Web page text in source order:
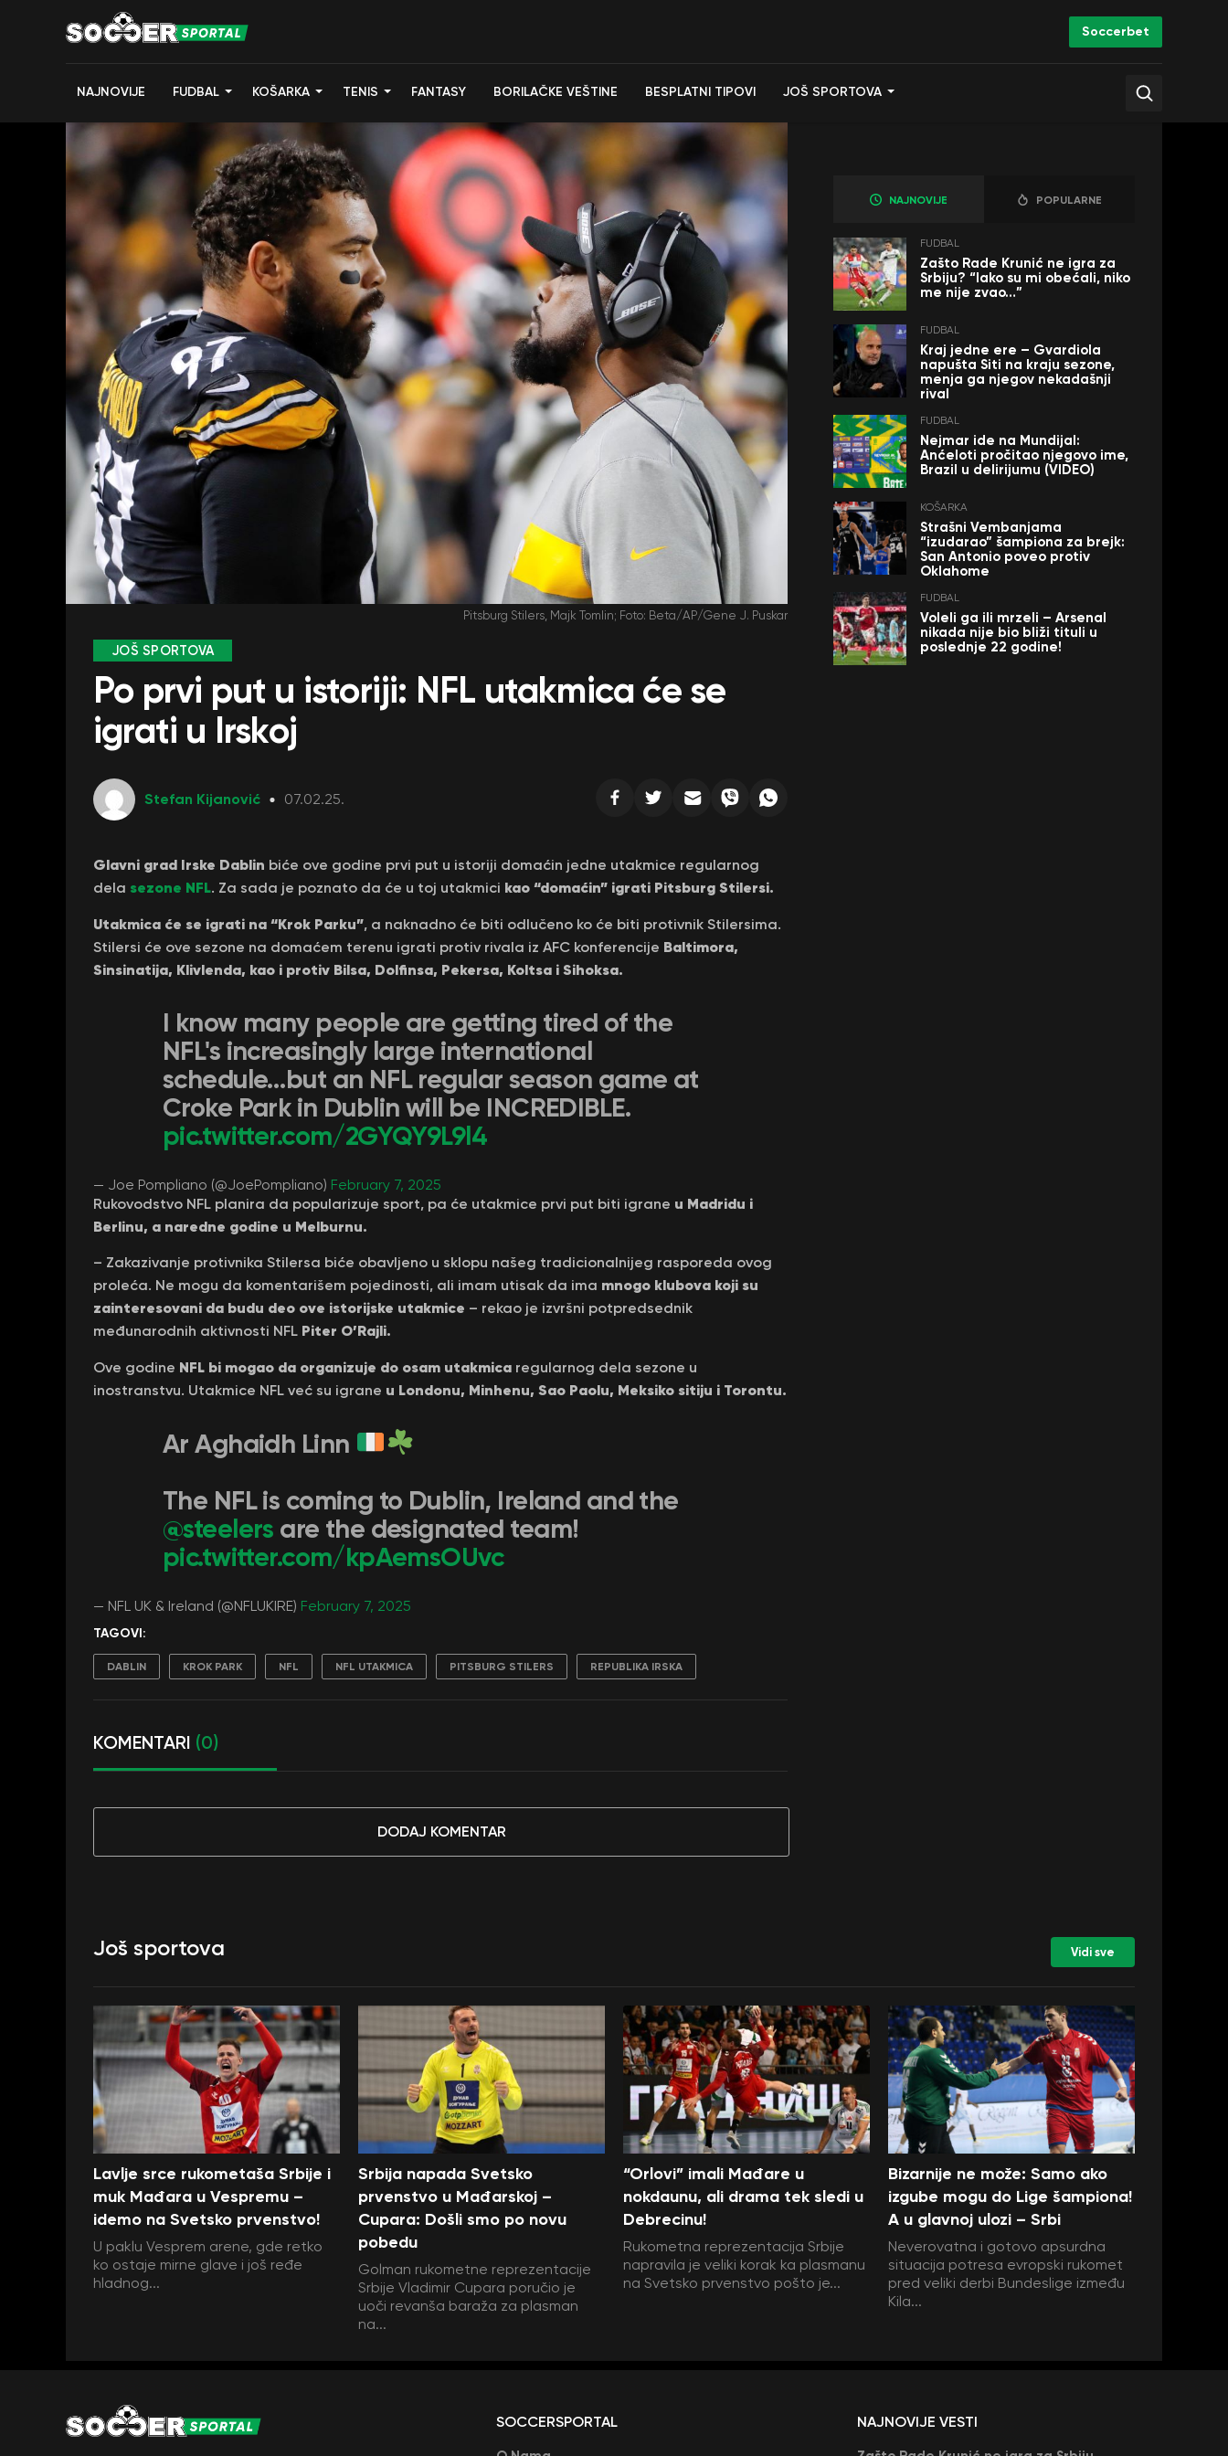
Soccerbet
NAJNOVIJE FUDBAL KOŠARKA TENIS FANTASY BORILAČKE VEŠTINE BESPLATNI TIPOVI JOŠ SPORTOVA
Pitsburg Stilers, Majk Tomlin; Foto: Beta/AP/Gene J. Puskar
JOŠ SPORTOVA
Po prvi put u istoriji: NFL utakmica će se
igrati u Irskoj
Stefan Kijanović 07.02.25.
Glavni grad Irske Dablin biće ove godine prvi put u istoriji domaćin jedne utakmice regularnog
dela sezone NFL. Za sada je poznato da će u toj utakmici kao “domaćin” igrati Pitsburg Stilersi.
Utakmica će se igrati na “Krok Parku”, a naknadno će biti odlučeno ko će biti protivnik Stilersima.
Stilersi će ove sezone na domaćem terenu igrati protiv rivala iz AFC konferencije Baltimora,
Sinsinatija, Klivlenda, kao i protiv Bilsa, Dolfinsa, Pekersa, Koltsa i Sihoksa.
I know many people are getting tired of the
NFL's increasingly large international
schedule…but an NFL regular season game at
Croke Park in Dublin will be INCREDIBLE.
pic.twitter.com/2GYQY9L9l4
— Joe Pompliano (@JoePompliano) February 7, 2025
Rukovodstvo NFL planira da popularizuje sport, pa će utakmice prvi put biti igrane u Madridu i
Berlinu, a naredne godine u Melburnu.
– Zakazivanje protivnika Stilersa biće obavljeno u sklopu našeg tradicionalnijeg rasporeda ovog
proleća. Ne mogu da komentarišem pojedinosti, ali imam utisak da ima mnogo klubova koji su
zainteresovani da budu deo ove istorijske utakmice – rekao je izvršni potpredsednik
međunarodnih aktivnosti NFL Piter O’Rajli.
Ove godine NFL bi mogao da organizuje do osam utakmica regularnog dela sezone u
inostranstvu. Utakmice NFL već su igrane u Londonu, Minhenu, Sao Paolu, Meksiko sitiju i Torontu.
Ar Aghaidh Linn
The NFL is coming to Dublin, Ireland and the
@steelers are the designated team!
pic.twitter.com/kpAemsOUvc
— NFL UK & Ireland (@NFLUKIRE) February 7, 2025
TAGOVI:
DABLIN KROK PARK NFL NFL UTAKMICA PITSBURG STILERS REPUBLIKA IRSKA
KOMENTARI (0)
DODAJ KOMENTAR
NAJNOVIJE POPULARNE
FUDBAL
Zašto Rade Krunić ne igra za
Srbiju? “Iako su mi obećali, niko
me nije zvao…”
FUDBAL
Kraj jedne ere – Gvardiola
napušta Siti na kraju sezone,
menja ga njegov nekadašnji
rival
FUDBAL
Nejmar ide na Mundijal:
Anćeloti pročitao njegovo ime,
Brazil u delirijumu (VIDEO)
KOŠARKA
Strašni Vembanjama
“izudarao” šampiona za brejk:
San Antonio poveo protiv
Oklahome
FUDBAL
Voleli ga ili mrzeli – Arsenal
nikada nije bio bliži tituli u
poslednje 22 godine!
Još sportova Vidi sve
Lavlje srce rukometaša Srbije i
muk Mađara u Vespremu –
idemo na Svetsko prvenstvo!
U paklu Vesprem arene, gde retko
ko ostaje mirne glave i još ređe
hladnog...
Srbija napada Svetsko
prvenstvo u Mađarskoj –
Cupara: Došli smo po novu
pobedu
Golman rukometne reprezentacije
Srbije Vladimir Cupara poručio je
uoči revanša baraža za plasman
na...
“Orlovi” imali Mađare u
nokdaunu, ali drama tek sledi u
Debrecinu!
Rukometna reprezentacija Srbije
napravila je veliki korak ka plasmanu
na Svetsko prvenstvo pošto je...
Bizarnije ne može: Samo ako
izgube mogu do Lige šampiona!
A u glavnoj ulozi – Srbi
Neverovatna i gotovo apsurdna
situacija potresa evropski rukomet
pred veliki derbi Bundeslige između
Kila...
SOCCERSPORTAL
NAJNOVIJE VESTI